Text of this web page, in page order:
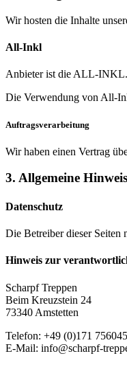
Wir hosten die Inhalte
All-Inkl
Anbieter ist die ALL-
Die Verwendung von All-
Auftragsverarbeitung
Wir haben einen Vertrag
3. Allgemeine
Datenschutz
Die Betreiber dieser Seiten
Hinweis zur
Scharpf Treppen
Beim Kreuzstein 24
73340 Amstetten
Telefon: +49 (0)171
E-Mail: info@scharpf-